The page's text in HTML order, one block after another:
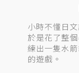
小時不懂日
於是花了整
練出一隻水
的遊戲。